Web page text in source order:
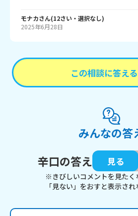
モナカさん(12さい・ 選択なし)
2025年6月28日
この相談に答える
みんなの答
辛口の答え
見る
※きびしいコメントを見たく
「見ない」をおすと表示され